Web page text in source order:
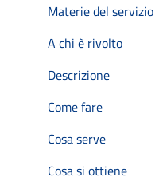
Materie del servizio
A chi è rivolto
Descrizione
Come fare
Cosa serve
Cosa si ottiene